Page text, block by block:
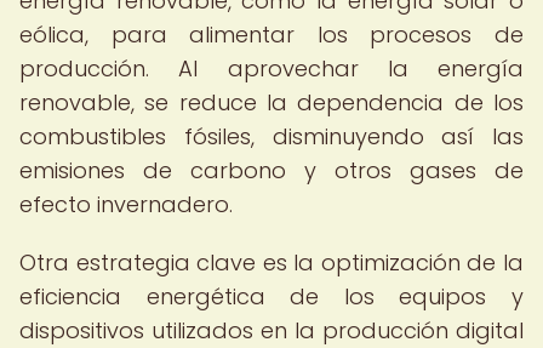
eólica, para alimentar los procesos de
producción. Al aprovechar la energía
renovable, se reduce la dependencia de los
combustibles fósiles, disminuyendo así las
emisiones de carbono y otros gases de
efecto invernadero.
Otra estrategia clave es la optimización de la
eficiencia energética de los equipos y
dispositivos utilizados en la producción digital